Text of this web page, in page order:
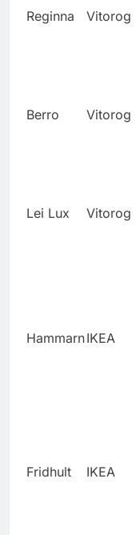
Reginna Vitorog
Berro Vitorog
Lei Lux Vitorog
HammarnIKEA
Fridhult IKEA